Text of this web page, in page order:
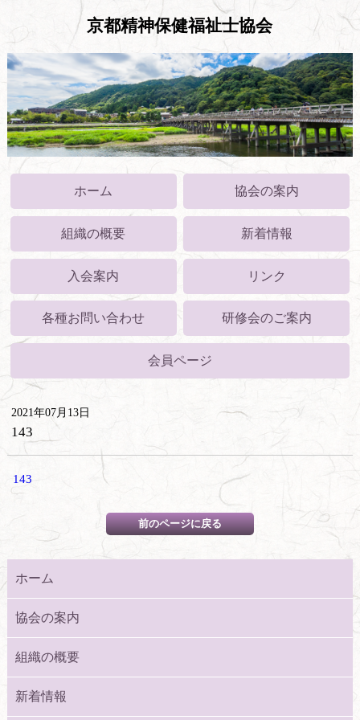
京都精神保健福祉士協会
ホーム 協会の案内
組織の概要 新着情報
入会案内 リンク
各種お問い合わせ 研修会のご案内
会員ページ
2021年07月13日
143
143
ホーム
協会の案内
組織の概要
新着情報